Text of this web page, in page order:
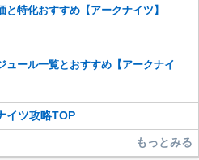
と特化おすすめ【アークナイツ】
ュール一覧とおすすめ【アークナイ
イツ攻略TOP
もっとみる